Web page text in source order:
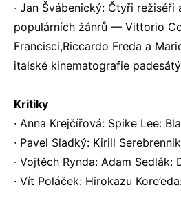
∙ Jan Švábenický: Čtyři
populárních žánrů — Vittorio
Francisci,Riccardo Freda a
italské kinematografie
Kritiky
∙ Anna Krejčířová: Spike Lee:
∙ Pavel Sladký: Kirill
∙ Vojtěch Rynda: Adam Sedlák:
∙ Vít Poláček: Hirokazu